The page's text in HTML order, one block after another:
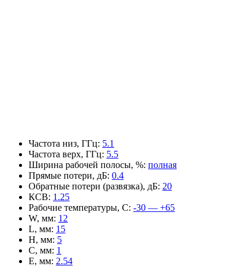
Частота низ, ГГц: 5.1
Частота верх, ГГц: 5.5
Ширина рабочей полосы, %: полная
Прямые потери, дБ: 0.4
Обратные потери (развязка), дБ: 20
КСВ: 1.25
Рабочие температуры, С: -30 — +65
W, мм: 12
L, мм: 15
H, мм: 5
C, мм: 1
E, мм: 2.54